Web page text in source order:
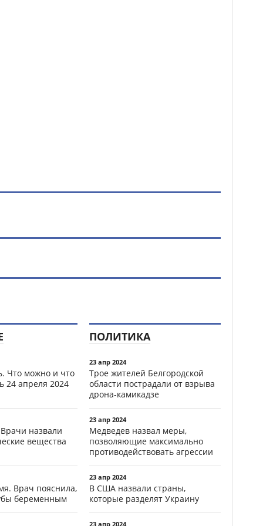
Что можно и что
24 апреля 2024
назвали
вещества
Врач пояснила,
беременным
ПОЛИТИКА
23 апр 2024
Трое жителей Белгородской
области пострадали от взрыва
дрона-камикадзе
23 апр 2024
Медведев назвал меры,
позволяющие максимально
противодействовать агрессии
23 апр 2024
В США назвали страны,
которые разделят Украину
23 апр 2024